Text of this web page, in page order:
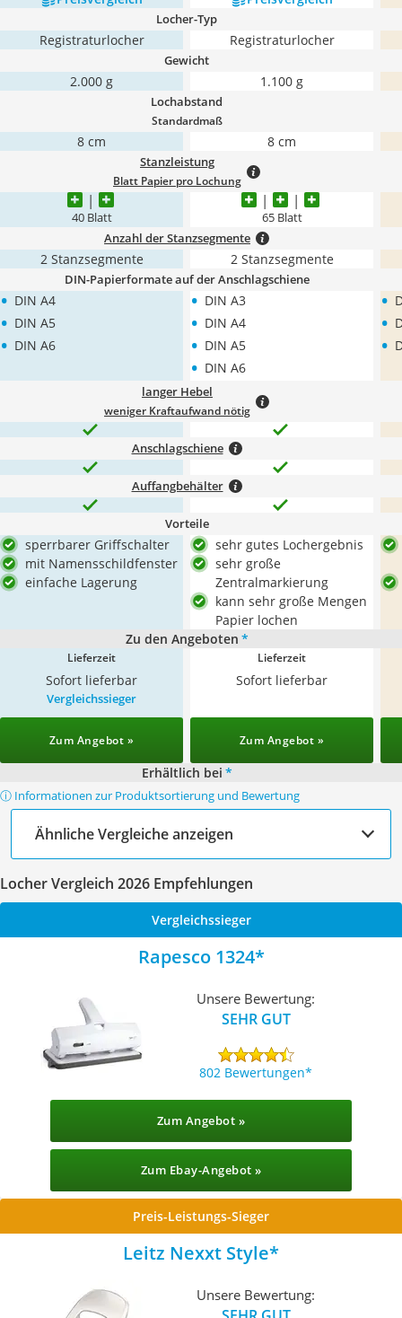
Locher-Typ
Registraturlocher Registraturlocher
Gewicht
2.000 g 1.100 g
Lochabstand
Standardmaß
8 cm 8 cm
Stanzleistung
Blatt Papier pro Lochung
40 Blatt 65 Blatt
Anzahl der Stanzsegmente
2 Stanzsegmente 2 Stanzsegmente
DIN-Papierformate auf der Anschlagschiene
• DIN A4
• DIN A5
• DIN A6
• DIN A3
• DIN A4
• DIN A5
• DIN A6
•
•
•
langer Hebel
weniger Kraftaufwand nötig
Anschlagschiene
Auffangbehälter
Vorteile
sperrbarer Griffschalter
mit Namensschildfenster
einfache Lagerung
sehr gutes Lochergebnis
sehr große
Zentralmarkierung
kann sehr große Mengen
Papier lochen
Zu den Angeboten *
Lieferzeit
Sofort lieferbar
Lieferzeit
Sofort lieferbar
Vergleichssieger
Zum Angebot » Zum Angebot »
Erhältlich bei *
ⓘ Informationen zur Produktsortierung und Bewertung
Ähnliche Vergleiche anzeigen
Locher Vergleich 2026 Empfehlungen
Vergleichssieger
Rapesco 1324
Unsere Bewertung:
SEHR GUT
802 Bewertungen
Zum Angebot »
Zum Ebay-Angebot »
Preis-Leistungs-Sieger
Leitz Nexxt Style
Unsere Bewertung: